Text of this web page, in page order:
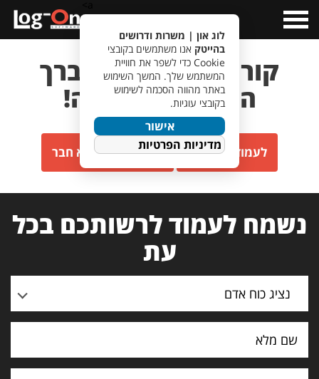
Menu
קורות החיים של חברך
התקבלו בהצלחה!
לעמוד המשרות לעמוד חבר מביא חבר
נשמח לעמוד לרשותכם בכל
עת
נציג כוח אדם
לוג און | משרות ודרושים
בהייטק אנו משתמשים בקובצי
Cookie כדי לשפר את חוויית
המשתמש שלך. המשך השימוש
באתר מהווה הסכמה לשימוש
בקובצי עוגיות.
אישור
מדיניות הפרטיות